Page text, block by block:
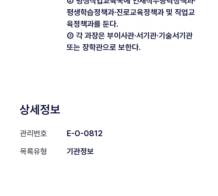
평생학습정책과·진로교육정책과 및 직업교
육정책과를 둔다.
③ 각 과장은 부이사관·서기관·기술서기관
또는 장학관으로 보한다.
상세정보
관리번호
E-O-0812
목록유형
기관정보